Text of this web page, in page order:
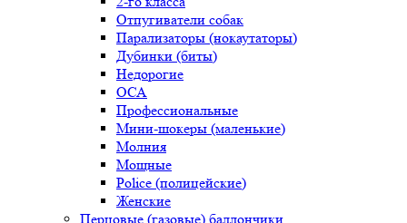
Отпугиватели собак
Парализаторы (нокаутаторы)
Дубинки (биты)
Недорогие
ОСА
Профессиональные
Мини-шокеры (маленькие)
Молния
Мощные
Police (полицейские)
Женские
Перцовые (газовые) баллончики